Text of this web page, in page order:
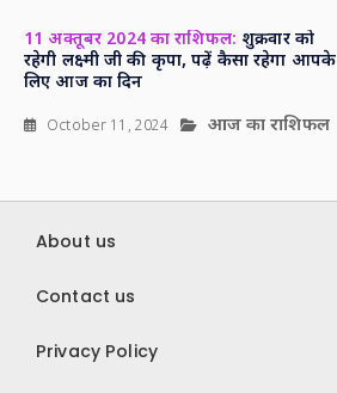
11 अक्तूबर 2024 का राशिफल: शुक्रवार को
रहेगी लक्ष्मी जी की कृपा, पढ़ें कैसा रहेगा आपके
लिए आज का दिन
October 11, 2024 आज का राशिफल
About us
Contact us
Privacy Policy